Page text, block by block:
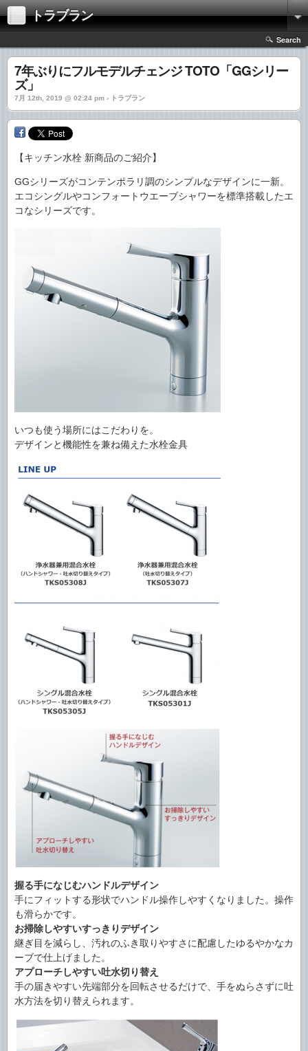
トラブラン
Search
7年ぶりにフルモデルチェンジ TOTO「GGシリー
ズ」
7月 12th, 2019 @ 02:24 pm › トラブラン
【キッチン水栓 新商品のご紹介】
GGシリーズがコンテンポラリ調のシンプルなデザインに一新。
エコシングルやコンフォートウエーブシャワーを標準搭載したエ
コなシリーズです。
いつも使う場所にはこだわりを。
デザインと機能性を兼ね備えた水栓金具
握る手になじむハンドルデザイン
手にフィットする形状でハンドル操作しやすくなりました。操作
も滑らかです。
お掃除しやすいすっきりデザイン
継ぎ目を減らし、汚れのふき取りやすさに配慮したゆるやかなカ
ーブで仕上げました。
アプローチしやすい吐水切り替え
手の届きやすい先端部分を回転させるだけで、手をぬらさずに吐
水方法を切り替えられます。